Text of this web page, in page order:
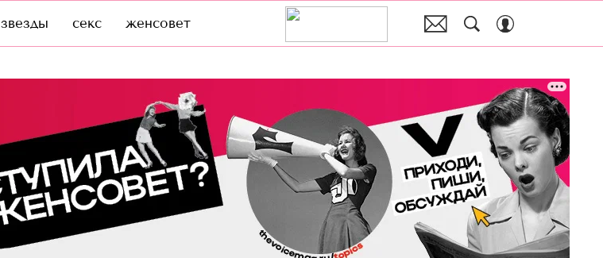
звезды секс женсовет